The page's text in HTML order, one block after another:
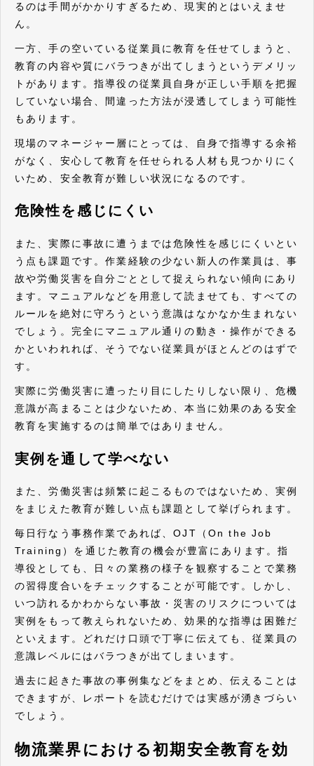
るのは手間がかかりすぎるため、現実的とはいえませ
ん。
一方、手の空いている従業員に教育を任せてしまうと、
教育の内容や質にバラつきが出てしまうというデメリッ
トがあります。指導役の従業員自身が正しい手順を把握
していない場合、間違った方法が浸透してしまう可能性
もあります。
現場のマネージャー層にとっては、自身で指導する余裕
がなく、安心して教育を任せられる人材も見つかりにく
いため、安全教育が難しい状況になるのです。
危険性を感じにくい
また、実際に事故に遭うまでは危険性を感じにくいとい
う点も課題です。作業経験の少ない新人の作業員は、事
故や労働災害を自分ごととして捉えられない傾向にあり
ます。マニュアルなどを用意して読ませても、すべての
ルールを絶対に守ろうという意識はなかなか生まれない
でしょう。完全にマニュアル通りの動き・操作ができる
かといわれれば、そうでない従業員がほとんどのはずで
す。
実際に労働災害に遭ったり目にしたりしない限り、危機
意識が高まることは少ないため、本当に効果のある安全
教育を実施するのは簡単ではありません。
実例を通して学べない
また、労働災害は頻繁に起こるものではないため、実例
をまじえた教育が難しい点も課題として挙げられます。
毎日行なう事務作業であれば、OJT（On the Job
Training）を通じた教育の機会が豊富にあります。指
導役としても、日々の業務の様子を観察することで業務
の習得度合いをチェックすることが可能です。しかし、
いつ訪れるかわからない事故・災害のリスクについては
実例をもって教えられないため、効果的な指導は困難だ
といえます。どれだけ口頭で丁寧に伝えても、従業員の
意識レベルにはバラつきが出てしまいます。
過去に起きた事故の事例集などをまとめ、伝えることは
できますが、レポートを読むだけでは実感が湧きづらい
でしょう。
物流業界における初期安全教育を効